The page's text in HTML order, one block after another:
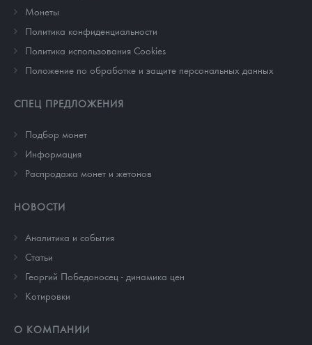
Монеты
Политика конфиденциальности
Политика использования Cookies
Положение по обработке и защите персональных данных
СПЕЦ ПРЕДЛОЖЕНИЯ
Подбор монет
Информация
Распродажа монет и жетонов
НОВОСТИ
Аналитика и события
Cтатьи
Георгий Победоносец - динамика цен
Котировки
О КОМПАНИИ